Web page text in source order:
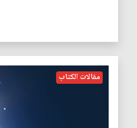
مقالات الكتاب